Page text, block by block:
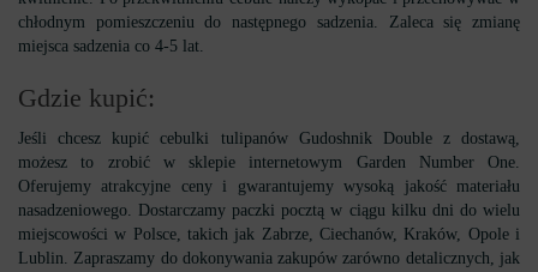
chłodnym pomieszczeniu do następnego sadzenia. Zaleca się zmianę
miejsca sadzenia co 4-5 lat.
Gdzie kupić:
Jeśli chcesz kupić cebulki tulipanów Gudoshnik Double z dostawą,
możesz to zrobić w sklepie internetowym Garden Number One.
Oferujemy atrakcyjne ceny i gwarantujemy wysoką jakość materiału
nasadzeniowego. Dostarczamy paczki pocztą w ciągu kilku dni do wielu
miejscowości w Polsce, takich jak Zabrze, Ciechanów, Kraków, Opole i
Lublin. Zapraszamy do dokonywania zakupów zarówno detalicznych, jak